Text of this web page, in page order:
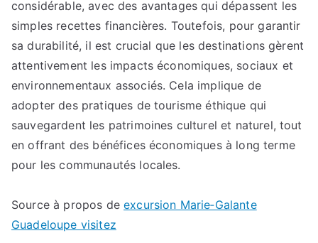
considérable, avec des avantages qui dépassent les
simples recettes financières. Toutefois, pour garantir
sa durabilité, il est crucial que les destinations gèrent
attentivement les impacts économiques, sociaux et
environnementaux associés. Cela implique de
adopter des pratiques de tourisme éthique qui
sauvegardent les patrimoines culturel et naturel, tout
en offrant des bénéfices économiques à long terme
pour les communautés locales.
Source à propos deexcursion Marie‑Galante
Guadeloupe visitez